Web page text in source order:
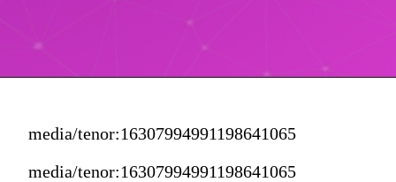
media/tenor:16307994991198641065
media/tenor:16307994991198641065